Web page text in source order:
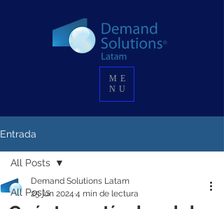
ME
NU
Entrada
All Posts
All Posts
Demand Solutions Latam
25 jun 2024 4 min de lectura